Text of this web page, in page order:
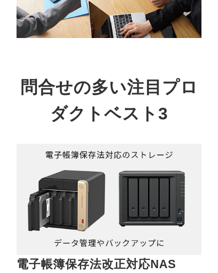
問合せの多い注目プロ
ダクトベスト3
電子帳簿保存法改正対応NAS